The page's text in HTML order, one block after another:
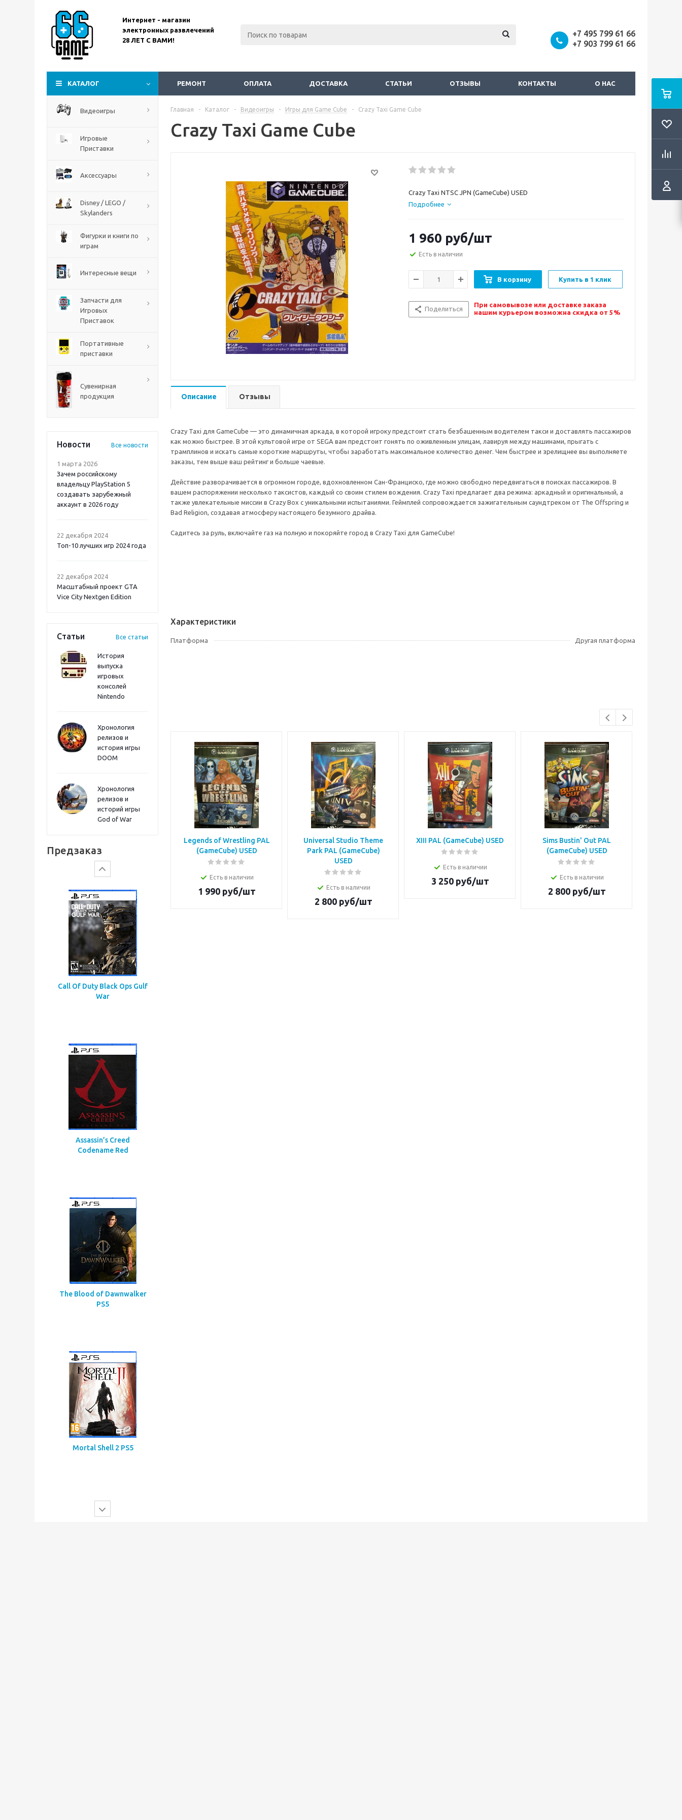
Интернет - магазин
электронных развлечений
28 ЛЕТ С ВАМИ!
+7 495 799 61 66
+7 903 799 61 66
КАТАЛОГ РЕМОНТ ОПЛАТА ДОСТАВКА СТАТЬИ ОТЗЫВЫ КОНТАКТЫ О НАС
Видеоигры
Игровые
Приставки
Аксессуары
Disney / LEGO /
Skylanders
Фигурки и книги по
играм
Интересные вещи
Запчасти для
Игровых
Приставок
Портативные
приставки
Сувенирная
продукция
Новости Все новости
1 марта 2026
Зачем российскому
владельцу PlayStation 5
создавать зарубежный
аккаунт в 2026 году
22 декабря 2024
Топ-10 лучших игр 2024 года
22 декабря 2024
Масштабный проект GTA
Vice City Nextgen Edition
Статьи Все статьи
История
выпуска
игровых
консолей
Nintendo
Хронология
релизов и
история игры
DOOM
Хронология
релизов и
историй игры
God of War
Предзаказ
The Blood of Dawnwalker
Onimusha: Way of the
Sword PS5
Call Of Duty Black Ops Gulf
War
Assassin’s Creed
Codename Red
The Blood of Dawnwalker
PS5
Mortal Shell 2 PS5
Главная - Каталог - Видеоигры - Игры для Game Cube - Crazy Taxi Game Cube
Crazy Taxi Game Cube
Crazy Taxi NTSC JPN (GameCube) USED
Подробнее
1 960 руб/шт
Есть в наличии
В корзину Купить в 1 клик
Поделиться
При самовывозе или доставке заказа
нашим курьером возможна скидка от 5%
Описание Отзывы
Crazy Taxi для GameCube — это динамичная аркада, в которой игроку предстоит стать безбашенным водителем такси и доставлять пассажиров
как можно быстрее. В этой культовой игре от SEGA вам предстоит гонять по оживленным улицам, лавируя между машинами, прыгать с
трамплинов и искать самые короткие маршруты, чтобы заработать максимальное количество денег. Чем быстрее и зрелищнее вы выполняете
заказы, тем выше ваш рейтинг и больше чаевые.
Действие разворачивается в огромном городе, вдохновленном Сан-Франциско, где можно свободно передвигаться в поисках пассажиров. В
вашем распоряжении несколько таксистов, каждый со своим стилем вождения. Crazy Taxi предлагает два режима: аркадный и оригинальный, а
также увлекательные миссии в Crazy Box с уникальными испытаниями. Геймплей сопровождается зажигательным саундтреком от The Offspring и
Bad Religion, создавая атмосферу настоящего безумного драйва.
Садитесь за руль, включайте газ на полную и покоряйте город в Crazy Taxi для GameCube!
Характеристики
Платформа Другая платформа
Legends of Wrestling PAL
(GameCube) USED
Есть в наличии
1 990руб/шт
Universal Studio Theme
Park PAL (GameCube)
USED
Есть в наличии
2 800руб/шт
XIII PAL (GameCube) USED
Есть в наличии
3 250руб/шт
Sims Bustin' Out PAL
(GameCube) USED
Есть в наличии
2 800руб/шт